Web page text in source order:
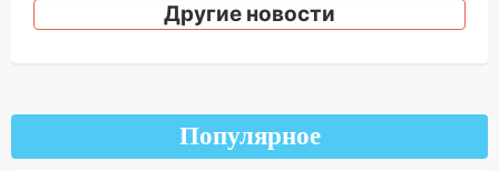
Мелекесский район первым в
Ульяновской области намолотил более
Ульяновской области подали более 10
тысяч заявлений
Другие новости
Популярное